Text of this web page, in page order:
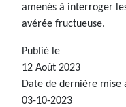
amenés à interroger
avérée fructueuse.
Publié le
12 Août 2023
Date de dernière mise
03-10-2023